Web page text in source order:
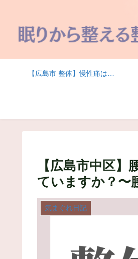
【広島市 整体】慢性痛は結果であって原因ではない | からだと眠りを整える整体院 からだ おーけー堂
【広島市中区
ていますか？〜
気まぐれ日記